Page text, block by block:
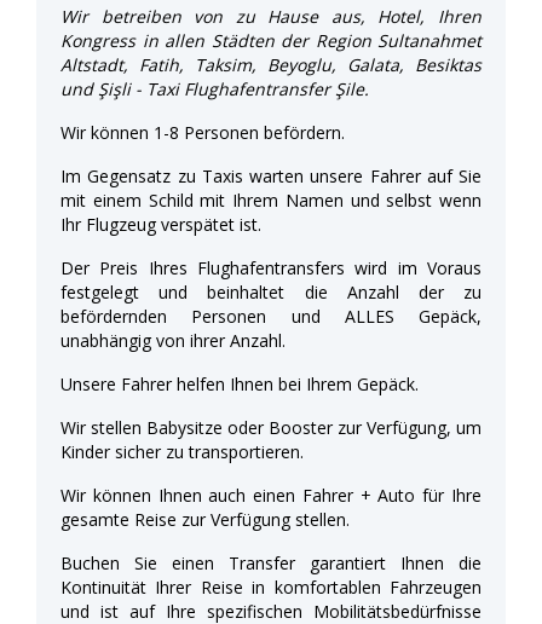
Wir betreiben von zu Hause aus, Hotel, Ihren
Kongress in allen Städten der Region Sultanahmet
Altstadt, Fatih, Taksim, Beyoglu, Galata, Besiktas
und Şişli - Taxi Flughafentransfer Şile.
Wir können 1-8 Personen befördern.
Im Gegensatz zu Taxis warten unsere Fahrer auf Sie
mit einem Schild mit Ihrem Namen und selbst wenn
Ihr Flugzeug verspätet ist.
Der Preis Ihres Flughafentransfers wird im Voraus
festgelegt und beinhaltet die Anzahl der zu
befördernden Personen und ALLES Gepäck,
unabhängig von ihrer Anzahl.
Unsere Fahrer helfen Ihnen bei Ihrem Gepäck.
Wir stellen Babysitze oder Booster zur Verfügung, um
Kinder sicher zu transportieren.
Wir können Ihnen auch einen Fahrer + Auto für Ihre
gesamte Reise zur Verfügung stellen.
Buchen Sie einen Transfer garantiert Ihnen die
Kontinuität Ihrer Reise in komfortablen Fahrzeugen
und ist auf Ihre spezifischen Mobilitätsbedürfnisse